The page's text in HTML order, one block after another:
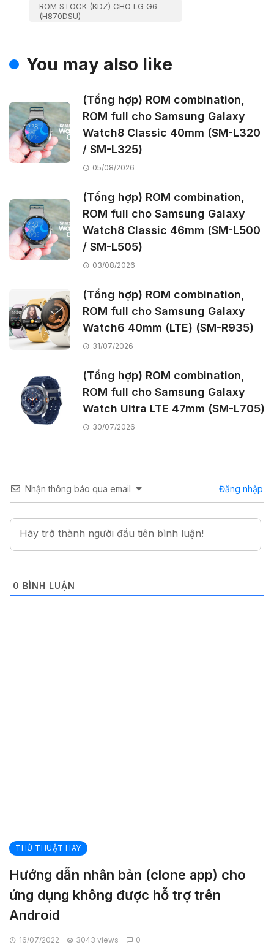
ROM STOCK (KDZ) CHO LG G6
(H870DSU)
You may also like
(Tổng hợp) ROM combination,
ROM full cho Samsung Galaxy
Watch8 Classic 40mm (SM-L320
/ SM-L325)
05/08/2026
(Tổng hợp) ROM combination,
ROM full cho Samsung Galaxy
Watch8 Classic 46mm (SM-L500
/ SM-L505)
03/08/2026
(Tổng hợp) ROM combination,
ROM full cho Samsung Galaxy
Watch6 40mm (LTE) (SM-R935)
31/07/2026
(Tổng hợp) ROM combination,
ROM full cho Samsung Galaxy
Watch Ultra LTE 47mm (SM-L705)
30/07/2026
Nhận thông báo qua email Đăng nhập
0 BÌNH LUẬN
THỦ THUẬT HAY
Hướng dẫn nhân bản (clone app) cho
ứng dụng không được hỗ trợ trên
Android
16/07/2022 3043 views 0